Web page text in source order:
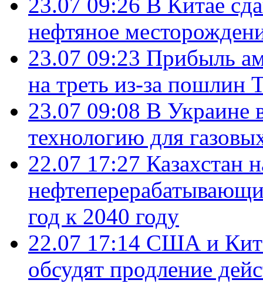
нефтяное
23.07 09:23 Прибыль
на треть из-за пошлин
23.07 09:08 В Украине
технологию для
22.07 17:27 Казахстан
год к 2040 году
22.07 17:14 США и
обсудят продление